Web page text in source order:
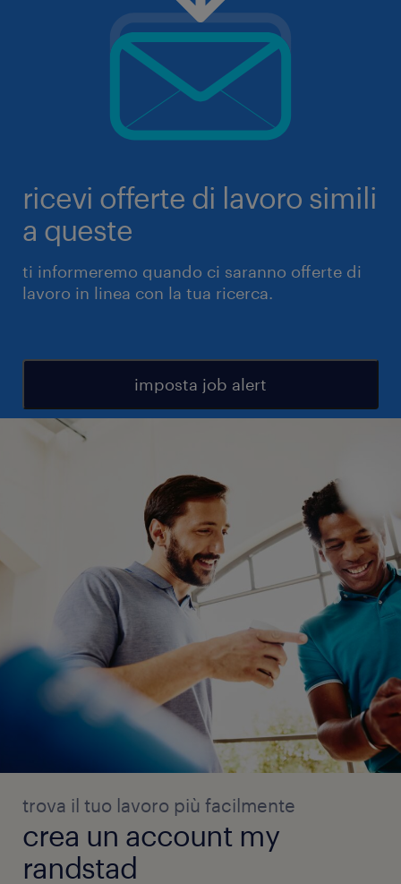
ricevi offerte di lavoro simili
a queste
ti informeremo quando ci saranno offerte di
lavoro in linea con la tua ricerca.
imposta job alert
trova il tuo lavoro più facilmente
crea un account my
randstad